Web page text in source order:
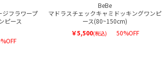
ジフラワープ
ピース
BeBe
マドラスチェックキャミドッキングワンピ
ース(80~150cm)
￥5,500(税込) 50%OFF